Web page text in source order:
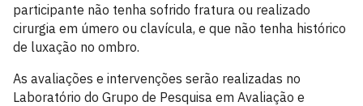
participante não tenha sofrido fratura ou realizado
cirurgia em úmero ou clavícula, e que não tenha histórico
de luxação no ombro.
As avaliações e intervenções serão realizadas no
Laboratório do Grupo de Pesquisa em Avaliação e